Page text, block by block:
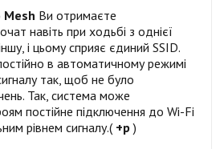
Mesh Ви отримаєте
навіть при ходьбі з однієї
і цьому сприяє єдиний SSID.
в автоматичному режимі
так, щоб не було
Так, система може
постійне підключення до Wi-Fi
рівнем сигналу.( +р)